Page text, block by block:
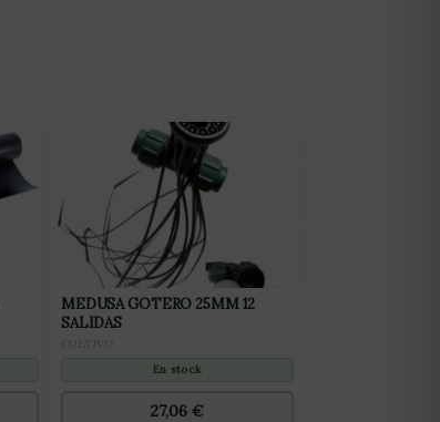
MEDUSA GOTERO 25MM 12
SALIDAS
En stock
27,06 €